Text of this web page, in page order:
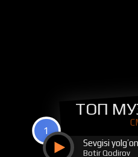
ТОП
1
Sevgisi
Botir Qodirov